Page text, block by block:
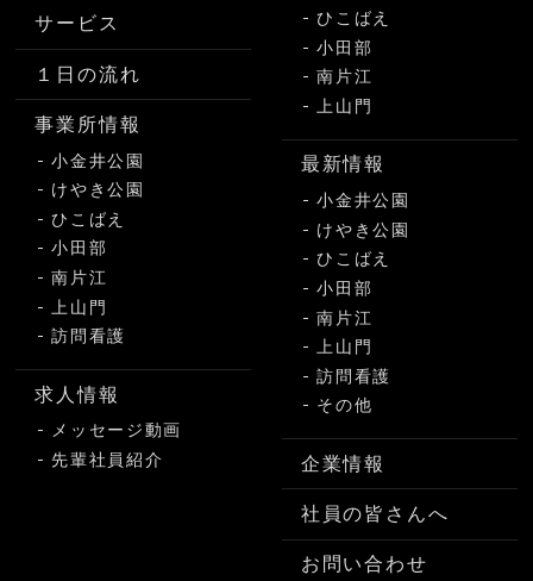
サービス
１日の流れ
事業所情報
小金井公園
けやき公園
ひこばえ
小田部
南片江
上山門
訪問看護
求人情報
メッセージ動画
先輩社員紹介
ひこばえ
小田部
南片江
上山門
最新情報
小金井公園
けやき公園
ひこばえ
小田部
南片江
上山門
訪問看護
その他
企業情報
社員の皆さんへ
お問い合わせ